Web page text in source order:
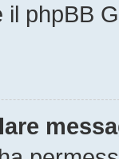
il phpBB